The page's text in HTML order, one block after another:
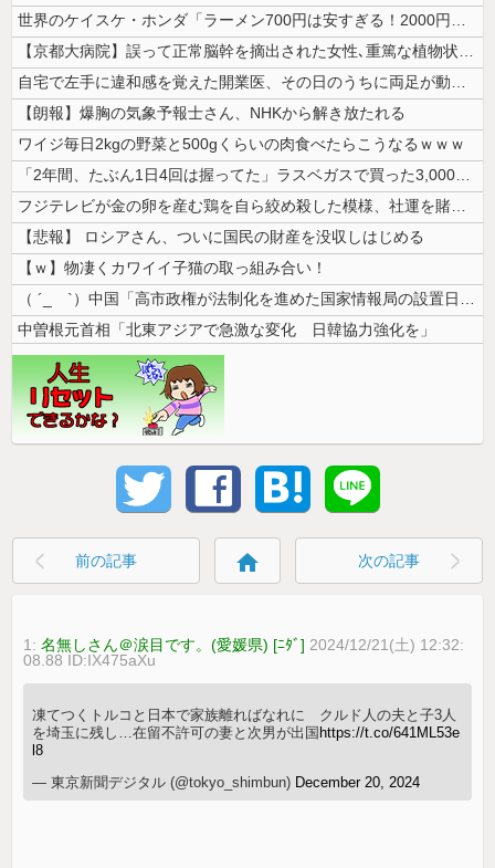
世界のケイスケ・ホンダ「ラーメン700円は安すぎる！2000円にするべ...
【京都大病院】誤って正常脳幹を摘出された女性､重篤な植物状態だが意識は...
自宅で左手に違和感を覚えた開業医、その日のうちに両足が動かなくなり入院...
【朗報】爆胸の気象予報士さん、NHKから解き放たれる
ワイジ毎日2kgの野菜と500gくらいの肉食べたらこうなるｗｗｗ
「2年間、たぶん1日4回は握ってた」ラスベガスで買った3,000円のキ...
フジテレビが金の卵を産む鶏を自ら絞め殺した模様、社運を賭けたドル箱コン...
【悲報】 ロシアさん、ついに国民の財産を没収しはじめる
【ｗ】物凄くカワイイ子猫の取っ組み合い！
（ ´_ゝ`）中国「高市政権が法制化を進めた国家情報局の設置日が7月3...
中曽根元首相「北東アジアで急激な変化 日韓協力強化を」
前の記事 home 次の記事
1:名無しさん＠涙目です。(愛媛県) [ﾆﾀﾞ] 2024/12/21(土) 12:32:
08.88 ID:IX475aXu
凍てつくトルコと日本で家族離ればなれに クルド人の夫と子3人
を埼玉に残し…在留不許可の妻と次男が出国 https://t.co/641ML53e
l8
— 東京新聞デジタル (@tokyo_shimbun) December 20, 2024